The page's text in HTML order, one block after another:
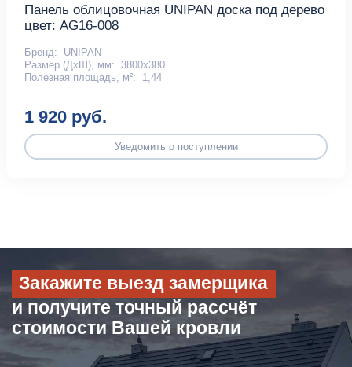
Панель облицовочная UNIPAN доска под дерево
цвет: AG16-008
Бренд:
UNIPAN
Размер (ДхШ), мм:
3800х380
Полезная площадь, м²:
1,44
1 920 руб.
Уведомить о поступлении
Закажите выезд замерщика
и получите точный рассчёт
стоимости Вашей кровли